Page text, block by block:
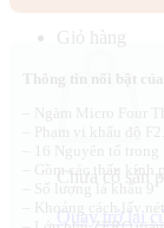
Giỏ hàng